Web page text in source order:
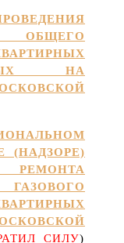
ОБЩЕГО
НА
(НАДЗОРЕ)
СИЛУ)